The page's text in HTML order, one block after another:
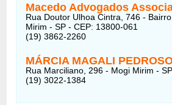
Macedo Advogados
Rua Doutor Ulhoa Cintra, 746 -
Mirim - SP - CEP: 13800-061
(19) 3862-2260
MÁRCIA MAGALI
Rua Marciliano, 296 - Mogi Mirim -
(19) 3022-1384